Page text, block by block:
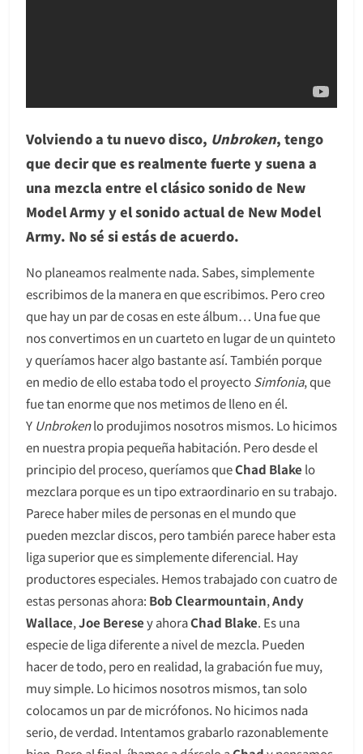
Volviendo a tu nuevo disco, Unbroken, tengo
que decir que es realmente fuerte y suena a
una mezcla entre el clásico sonido de New
Model Army y el sonido actual de New Model
Army. No sé si estás de acuerdo.
No planeamos realmente nada. Sabes, simplemente
escribimos de la manera en que escribimos. Pero creo
que hay un par de cosas en este álbum… Una fue que
nos convertimos en un cuarteto en lugar de un quinteto
y queríamos hacer algo bastante así. También porque
en medio de ello estaba todo el proyectoSimfonia, que
fue tan enorme que nos metimos de lleno en él.
Y Unbrokenlo produjimos nosotros mismos. Lo hicimos
en nuestra propia pequeña habitación. Pero desde el
principio del proceso, queríamos queChad Blake lo
mezclara porque es un tipo extraordinario en su trabajo.
Parece haber miles de personas en el mundo que
pueden mezclar discos, pero también parece haber esta
liga superior que es simplemente diferencial. Hay
productores especiales. Hemos trabajado con cuatro de
estas personas ahora: Bob Clearmountain,Andy
Wallace,Joe Beresey ahoraChad Blake. Es una
especie de liga diferente a nivel de mezcla. Pueden
hacer de todo, pero en realidad, la grabación fue muy,
muy simple. Lo hicimos nosotros mismos, tan solo
colocamos un par de micrófonos. No hicimos nada
serio, de verdad. Intentamos grabarlo razonablemente